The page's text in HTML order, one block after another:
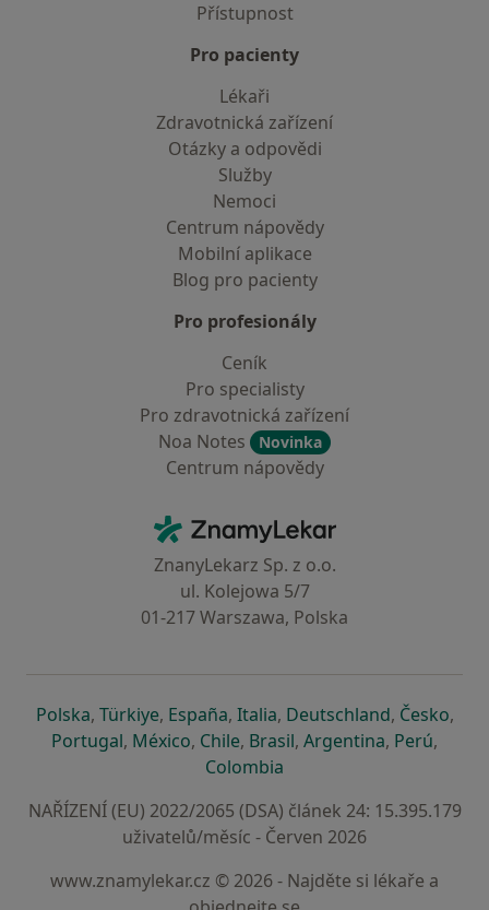
Přístupnost
Pro pacienty
Lékaři
Zdravotnická zařízení
Otázky a odpovědi
Služby
Nemoci
Centrum nápovědy
Mobilní aplikace
Blog pro pacienty
Pro profesionály
Ceník
Pro specialisty
Pro zdravotnická zařízení
Noa Notes
Novinka
Centrum nápovědy
ZnamyLekar - Hlavní stránka
ZnanyLekarz Sp. z o.o.
ul. Kolejowa 5/7
01-217 Warszawa, Polska
Polskase otevře v nové záložce
, Türkiyese otevře v nové záložce
, Españase otevře v nové záložce
, Italiase otevře v nové záložce
, Deutschlandse otevře v
, Českose
,
Portugalse otevře v nové záložce
, Méxicose otevře v nové záložce
, Chilese otevře v nové záložce
, Brasilse otevře v nové
, Argentinase otevře v
, Perúse
,
Colombia
NAŘÍZENÍ (EU) 2022/2065 (DSA) článek 24: 15.395.179
uživatelů/měsíc - Červen 2026
www.znamylekar.cz © 2026 - Najděte si lékaře a